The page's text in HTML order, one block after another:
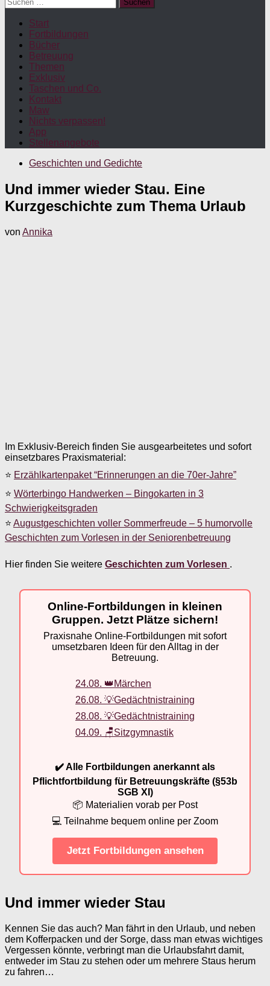
nach:
Start
Fortbildungen
Bücher
Betreuung
Themen
Exklusiv
Taschen und Co.
Kontakt
Maw
Nichts verpassen!
App
Stellenangebote
Geschichten und Gedichte
Und immer wieder Stau. Eine
Kurzgeschichte zum Thema Urlaub
von Annika
Im Exklusiv-Bereich finden Sie ausgearbeitetes und sofort
einsetzbares Praxismaterial:
⭐ Erzählkartenpaket “Erinnerungen an die 70er-Jahre”
⭐ Wörterbingo Handwerken – Bingokarten in 3
Schwierigkeitsgraden
⭐ Augustgeschichten voller Sommerfreude – 5 humorvolle
Geschichten zum Vorlesen in der Seniorenbetreuung
Hier finden Sie weitere Geschichten zum Vorlesen .
Online-Fortbildungen in kleinen
Gruppen. Jetzt Plätze sichern!
Praxisnahe Online-Fortbildungen mit sofort
umsetzbaren Ideen für den Alltag in der
Betreuung.
24.08. 👑Märchen
26.08. 💡Gedächtnistraining
28.08. 💡Gedächtnistraining
04.09. 🪑Sitzgymnastik
✔️ Alle Fortbildungen anerkannt als
Pflichtfortbildung für Betreuungskräfte (§53b
SGB XI)
📦 Materialien vorab per Post
💻 Teilnahme bequem online per Zoom
Jetzt Fortbildungen ansehen
Und immer wieder Stau
Kennen Sie das auch? Man fährt in den Urlaub, und neben
dem Kofferpacken und der Sorge, dass man etwas wichtiges
Vergessen könnte, verbringt man die Urlaubsfahrt damit,
entweder im Stau zu stehen oder um mehrere Staus herum
zu fahren…